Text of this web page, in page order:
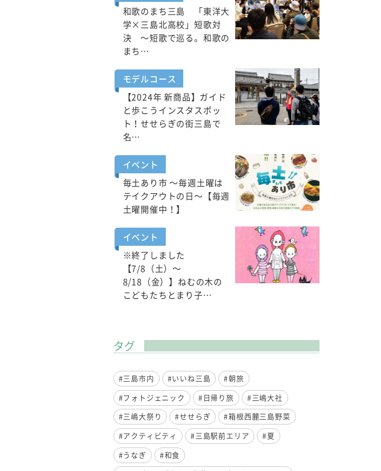
和歌のまち三島 「東洋大
学×三島北高校」短歌対
決 ～短歌で巡る。和歌の
まち…
モデルコース
【2024年 新商品】ガイド
と歩こうインスタスポッ
ト！せせらぎの街三島で
名…
イベント
毎土あり市 ～毎週土曜は
テイクアウトの日～【毎週
土曜開催中！】
イベント
※終了しました
【7/8（土）～
8/18（金）】ねむの木の
こどもたちとまり子…
タグ
#三島市内 #いいね三島
#朝旅
#フォトジェニック
#日帰り旅
#三嶋大社
#三嶋大祭り
#せせらぎ
#箱根西麓三島野菜
#アクティビティ
#三島駅前エリア
#夏
#うなぎ
#和食